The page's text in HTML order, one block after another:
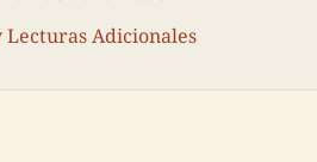
Lecturas Adicionales